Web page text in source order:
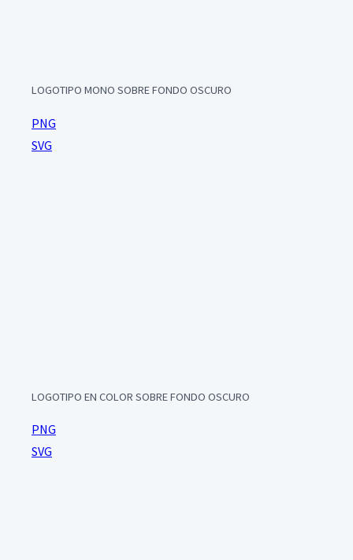
LOGOTIPO MONO SOBRE FONDO OSCURO
PNG
SVG
LOGOTIPO EN COLOR SOBRE FONDO OSCURO
PNG
SVG